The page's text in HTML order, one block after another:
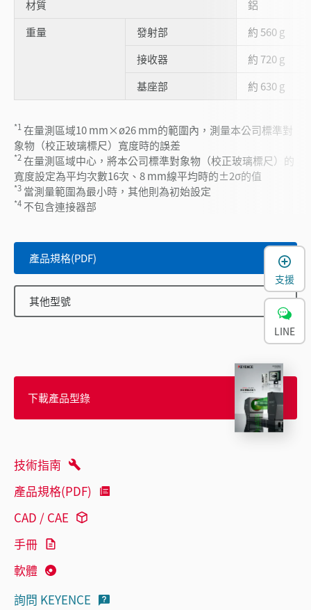
材質
鋁
重量
發射部
約 560 g
接收器
約 720 g
基座部
約 630 g
*1 在量測區域10 mm×ø26 mm的範圍內，測量本公司標準對
象物（校正玻璃標尺）寬度時的誤差
*2在量測區域中心，將本公司標準對象物（校正玻璃標尺）的
寬度設定為平均次數16次、8 mm線平均時的±2σ的值
*3 當測量範圍為最小時，其他則為初始設定
*4 不包含連接器部
產品規格(PDF)
其他型號
下載產品型錄
技術指南
產品規格(PDF)
CAD / CAE
手冊
軟體
詢問 KEYENCE
支援
LINE